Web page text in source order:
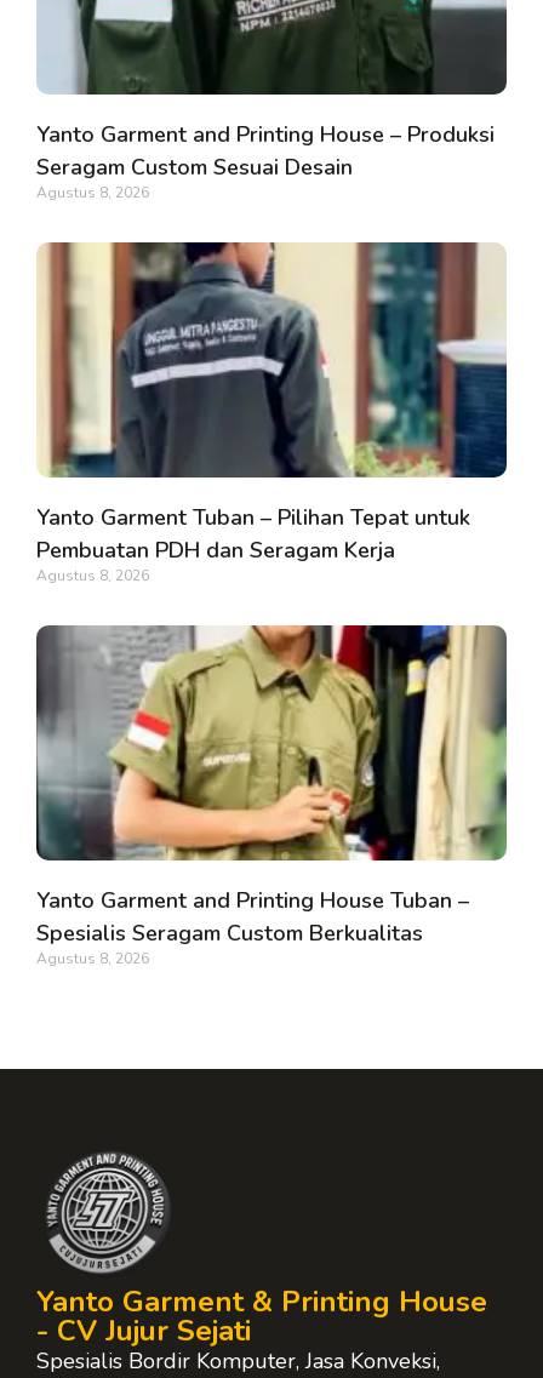
Yanto Garment and Printing House – Produksi
Seragam Custom Sesuai Desain
Agustus 8, 2026
Yanto Garment Tuban – Pilihan Tepat untuk
Pembuatan PDH dan Seragam Kerja
Agustus 8, 2026
Yanto Garment and Printing House Tuban –
Spesialis Seragam Custom Berkualitas
Agustus 8, 2026
Yanto Garment & Printing House
- CV Jujur Sejati
Spesialis Bordir Komputer, Jasa Konveksi,